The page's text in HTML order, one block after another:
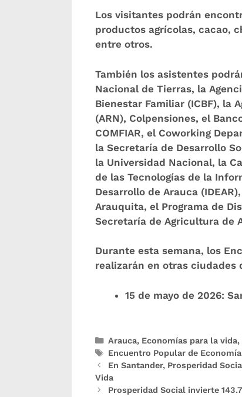
Los visitantes podrán
productos agrícolas, cacao,
entre otros.
También los asistentes
Nacional de Tierras, la
Bienestar Familiar (ICBF), la
(ARN), Colpensiones, el
COMFIAR, el Coworking
la Secretaría de Desarrollo
la Universidad Nacional, la
de las Tecnologías de la
Desarrollo de Arauca
Arauquita, el Programa de
Secretaría de Agricultura de
Durante esta semana, los
realizarán en otras ciudades
15 de mayo de 2026:
Arauca, Economías para la vida,
Encuentro Popular de
En Santander, Prosperidad
Vida
Prosperidad Social invierte